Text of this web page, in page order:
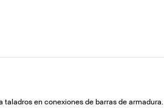
taladros en conexiones de barras de armadura.